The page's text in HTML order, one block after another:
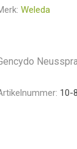
Weleda
10-